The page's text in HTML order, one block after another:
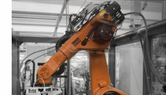
Datasys
Network